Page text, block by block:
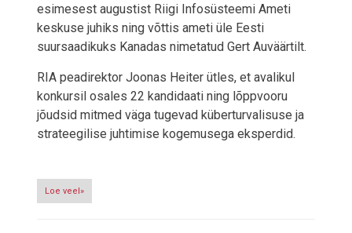
esimesest augustist Riigi Infosüsteemi Ameti
keskuse juhiks ning võttis ameti üle Eesti
suursaadikuks Kanadas nimetatud Gert Auväärtilt.
RIA peadirektor Joonas Heiter ütles, et avalikul
konkursil osales 22 kandidaati ning lõppvooru
jõudsid mitmed väga tugevad küberturvalisuse ja
strateegilise juhtimise kogemusega eksperdid.
Loe veel»